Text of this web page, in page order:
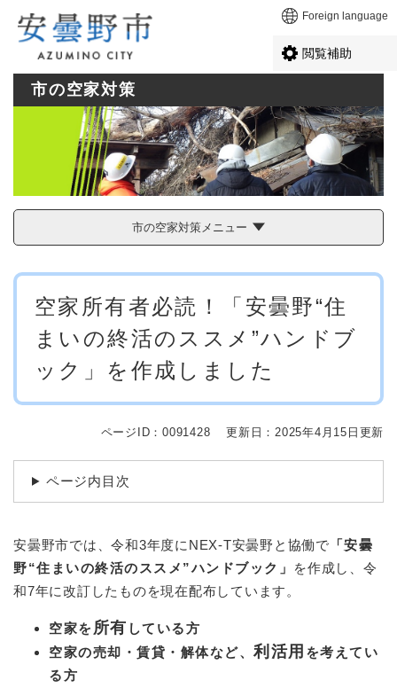
メニューを飛ばして本文へ Foreign language
閲覧補助
市の空家対策
市の空家対策メニュー
本
空家所有者必読！「安曇野“住
まいの終活のススメ”ハンドブ
ック」を作成しました
ページID：0091428 更新日：2025年4月15日更新
ページ内目次
安曇野市では、令和3年度にNEX-T安曇野と協働で 「安曇
野“住まいの終活のススメ”ハンドブック」
を作成し、令
和7年に改訂したものを現在配布しています。
空家を 所有 している方
空家の売却・賃貸・解体など、 利活用 を考えてい
る方